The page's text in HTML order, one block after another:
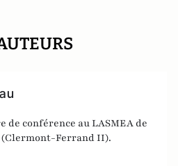
de conférence auLASMEA de
Ferrand II).